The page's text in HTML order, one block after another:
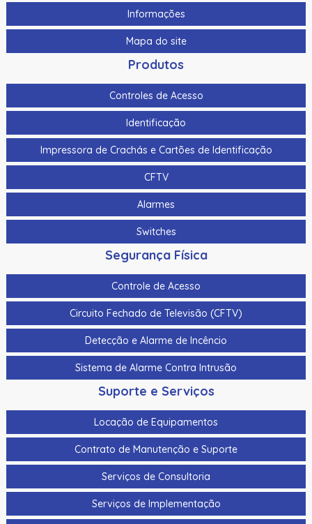
Informações
Mapa do site
Produtos
Controles de Acesso
Identificação
Impressora de Crachás e Cartões de Identificação
CFTV
Alarmes
Switches
Segurança Física
Controle de Acesso
Circuito Fechado de Televisão (CFTV)
Detecção e Alarme de Incêncio
Sistema de Alarme Contra Intrusão
Suporte e Serviços
Locação de Equipamentos
Contrato de Manutenção e Suporte
Serviços de Consultoria
Serviços de Implementação